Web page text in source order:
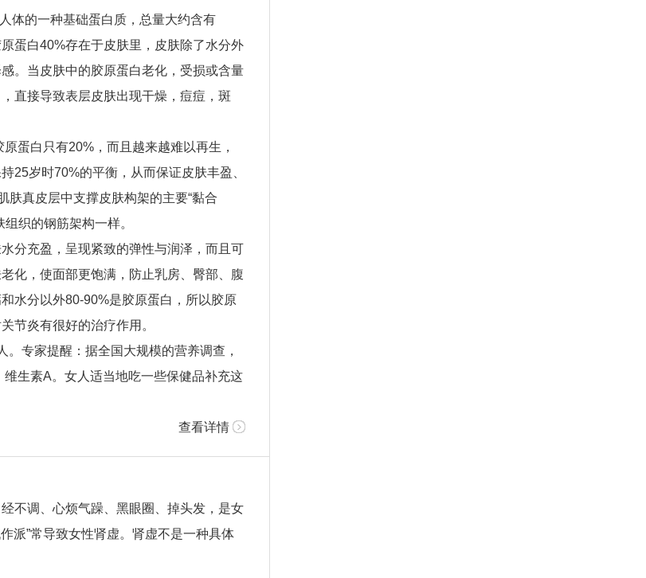
体的一种基础蛋白质，总量大约含有
蛋白40%存在于皮肤里，皮肤除了水分外
。当皮肤中的胶原蛋白老化，受损或含量
直接导致表层皮肤出现干燥，痘痘，斑
蛋白只有20%，而且越来越难以再生，
25岁时70%的平衡，从而保证皮肤丰盈、
肤真皮层中支撑皮肤构架的主要“黏合
织的钢筋架构一样。
分充盈，呈现紧致的弹性与润泽，而且可
化，使面部更饱满，防止乳房、臀部、腹
水分以外80-90%是胶原蛋白，所以胶原
节炎有很好的治疗作用。
专家提醒：据全国大规模的营养调查，
生素A。女人适当地吃一些保健品补充这
查看详情
不调、心烦气躁、黑眼圈、掉头发，是女
派”常导致女性肾虚。肾虚不是一种具体